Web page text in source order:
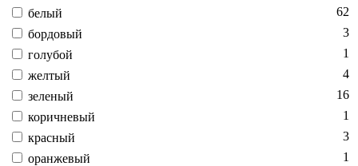
бе­лый
62
бор­до­вый
3
го­лубой
1
жел­тый
4
зе­леный
16
ко­рич­не­вый
1
крас­ный
3
оран­же­вый
1